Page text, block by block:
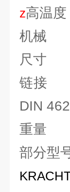
z高
机械
尺
链接
DIN
重
部分型